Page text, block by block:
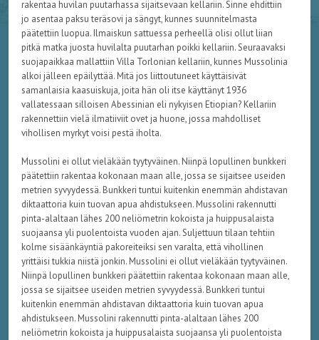
rakentaa huvilan puutarhassa sijaitsevaan kellariin. Sinne ehdittiin
jo asentaa paksu teräsovi ja sängyt, kunnes suunnitelmasta
päätettiin luopua. Ilmaiskun sattuessa perheellä olisi ollut liian
pitkä matka juosta huvilalta puutarhan poikki kellariin. Seuraavaksi
suojapaikkaa mallattiin Villa Torlonian kellariin, kunnes Mussolinia
alkoi jälleen epäilyttää. Mitä jos liittoutuneet käyttäisivät
samanlaisia kaasuiskuja, joita hän oli itse käyttänyt 1936
vallatessaan silloisen Abessinian eli nykyisen Etiopian? Kellariin
rakennettiin vielä ilmatiiviit ovet ja huone, jossa mahdolliset
vihollisen myrkyt voisi pestä iholta.
Mussolini ei ollut vieläkään tyytyväinen. Niinpä lopullinen bunkkeri
päätettiin rakentaa kokonaan maan alle, jossa se sijaitsee useiden
metrien syvyydessä. Bunkkeri tuntui kuitenkin enemmän ahdistavan
diktaattoria kuin tuovan apua ahdistukseen. Mussolini rakennutti
pinta-alaltaan lähes 200 neliömetrin kokoista ja huippusalaista
suojaansa yli puolentoista vuoden ajan. Suljettuun tilaan tehtiin
kolme sisäänkäyntiä pakoreiteiksi sen varalta, että vihollinen
yrittäisi tukkia niistä jonkin. Mussolini ei ollut vieläkään tyytyväinen.
Niinpä lopullinen bunkkeri päätettiin rakentaa kokonaan maan alle,
jossa se sijaitsee useiden metrien syvyydessä. Bunkkeri tuntui
kuitenkin enemmän ahdistavan diktaattoria kuin tuovan apua
ahdistukseen. Mussolini rakennutti pinta-alaltaan lähes 200
neliömetrin kokoista ja huippusalaista suojaansa yli puolentoista